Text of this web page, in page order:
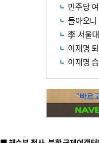
민주당
돌아오
李 서울
이재명
이재명